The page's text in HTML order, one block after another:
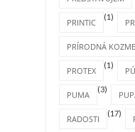
PRINTIC
(1)
PRÍRODNÁ
PROTEX
(1)
PUMA
(3)
RADOSTI
(17)